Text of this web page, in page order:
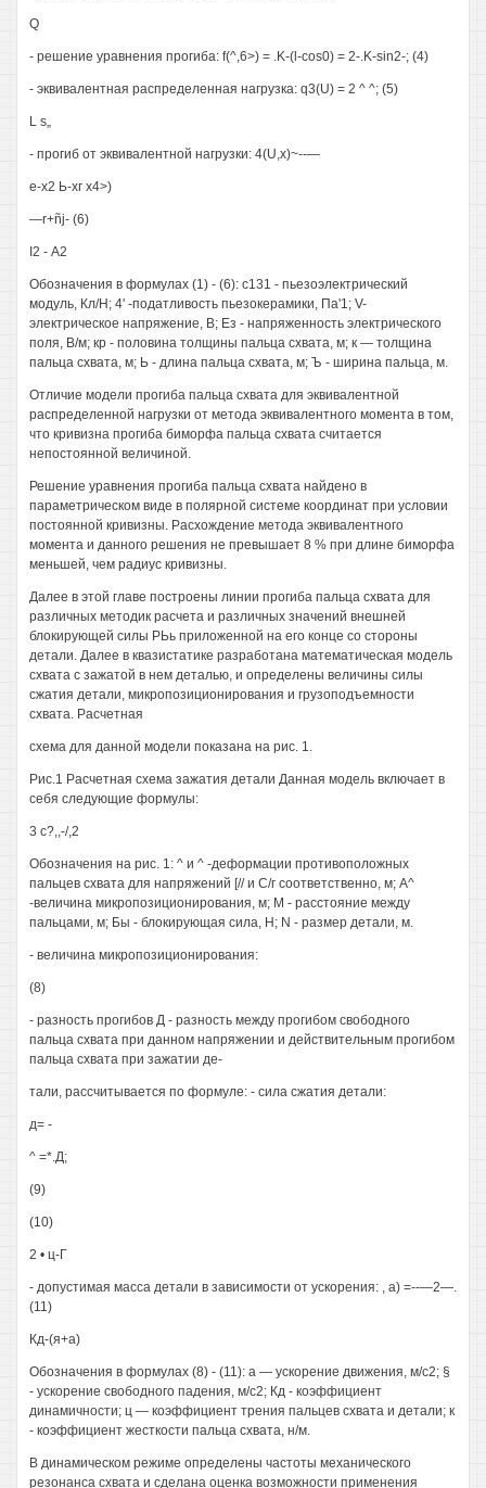
Q
- решение уравнения прогиба: f(^,6>) = .K-(l-cos0) = 2-.K-sin2-; (4)
- эквивалентная распределенная нагрузка: q3(U) = 2 ^ ^; (5)
L s„
- прогиб от эквивалентной нагрузки: 4(U,x)~--—
е-х2 Ь-хг х4>)
—r+ñj- (6)
I2 - А2
Обозначения в формулах (1) - (6): с131 - пьезоэлектрический
модуль, Кл/Н; 4' -податливость пьезокерамики, Па'1; V-
электрическое напряжение, В; Ез - напряженность электрического
поля, В/м; кр - половина толщины пальца схвата, м; к — толщина
пальца схвата, м; Ь - длина пальца схвата, м; Ъ - ширина пальца, м.
Отличие модели прогиба пальца схвата для эквивалентной
распределенной нагрузки от метода эквивалентного момента в том,
что кривизна прогиба биморфа пальца схвата считается
непостоянной величиной.
Решение уравнения прогиба пальца схвата найдено в
параметрическом виде в полярной системе координат при условии
постоянной кривизны. Расхождение метода эквивалентного
момента и данного решения не превышает 8 % при длине биморфа
меньшей, чем радиус кривизны.
Далее в этой главе построены линии прогиба пальца схвата для
различных методик расчета и различных значений внешней
блокирующей силы РЬь приложенной на его конце со стороны
детали. Далее в квазистатике разработана математическая модель
схвата с зажатой в нем деталью, и определены величины силы
сжатия детали, микропозиционирования и грузоподъемности
схвата. Расчетная
схема для данной модели показана на рис. 1.
Рис.1 Расчетная схема зажатия детали Данная модель включает в
себя следующие формулы:
3 с?,,-/,2
Обозначения на рис. 1: ^ и ^ -деформации противоположных
пальцев схвата для напряжений [// и С/г соответственно, м; А^
-величина микропозиционирования, м; М - расстояние между
пальцами, м; Бы - блокирующая сила, Н; N - размер детали, м.
- величина микропозиционирования:
(8)
- разность прогибов Д - разность между прогибом свободного
пальца схвата при данном напряжении и действительным прогибом
пальца схвата при зажатии де-
тали, рассчитывается по формуле: - сила сжатия детали:
д= -
^ =*.Д;
(9)
(10)
2 • ц-Г
- допустимая масса детали в зависимости от ускорения: , а) =--—2—.
(11)
Кд-(я+а)
Обозначения в формулах (8) - (11): а — ускорение движения, м/с2; §
- ускорение свободного падения, м/с2; Кд - коэффициент
динамичности; ц — коэффициент трения пальцев схвата и детали; к
- коэффициент жесткости пальца схвата, н/м.
В динамическом режиме определены частоты механического
резонанса схвата и сделана оценка возможности применения